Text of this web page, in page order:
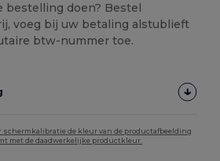
bestelling doen? Bestel
voeg bij uw betaling alstublieft
btw-nummer toe.
schermkalibratie de kleur van de productafbeelding
met de daadwerkelijke productkleur.